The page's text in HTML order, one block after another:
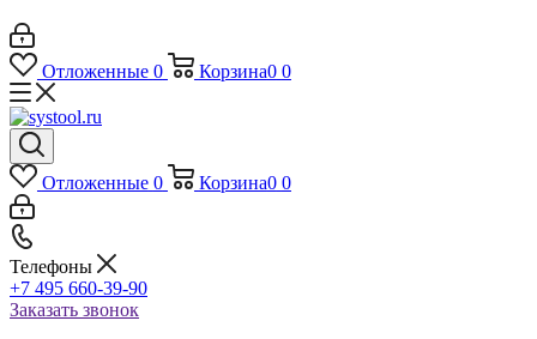
Отложенные 0 Корзина0 0
Отложенные 0 Корзина0 0
Телефоны
+7 495 660-39-90
Заказать звонок